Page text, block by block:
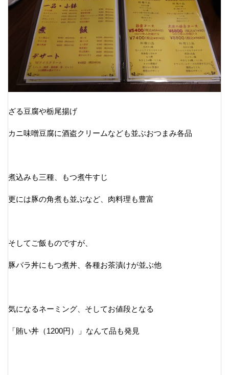
ざる豆腐や栃尾揚げ
カニ味噌豆腐に酒盗クリームなども並ぶおつまみ各品
煮込みも三種、もつ煮牛すじ
更には豚の角煮も並ぶなど、肉料理も豊富
そしてご飯ものですが、
豚バラ丼にもつ煮丼、各種お茶漬けが並ぶ他
気になるネーミング、そしてお値段となる
「賄い丼（1200円）」なんて品も発見